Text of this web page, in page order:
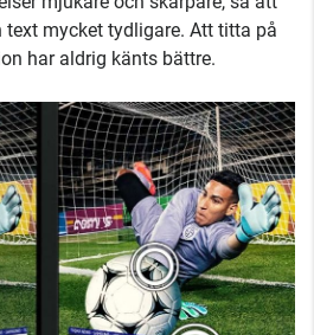
text mycket tydligare. Att titta på
har aldrig känts bättre.